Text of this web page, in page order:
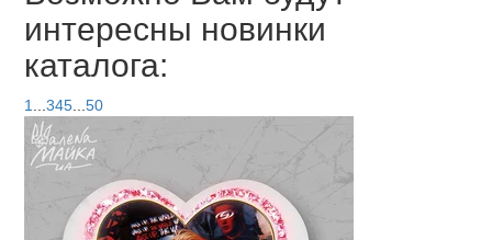
интересны новинки
каталога:
1 ...345 ...50